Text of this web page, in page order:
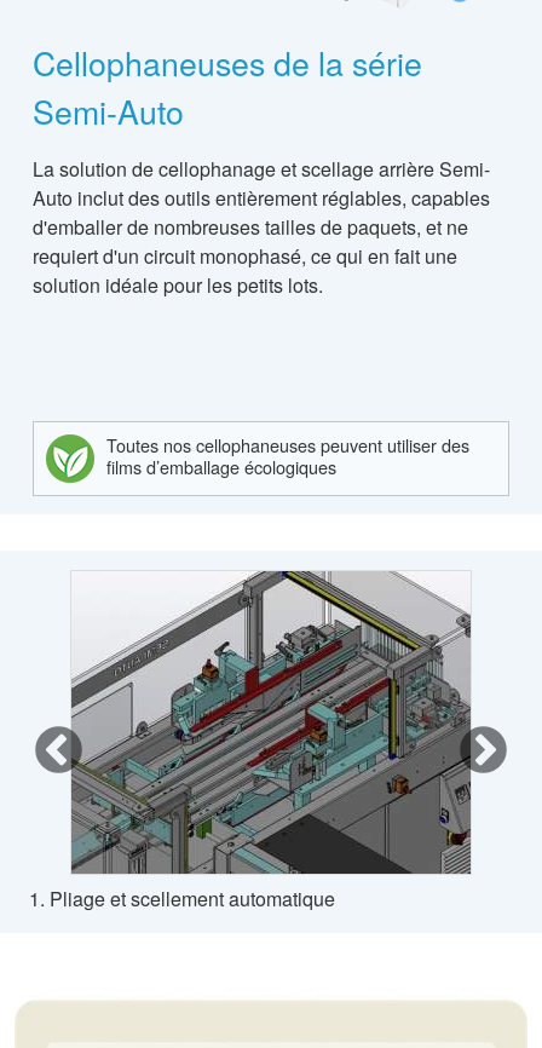
Cellophaneuses de la série
Semi-Auto
La solution de cellophanage et scellage arrière Semi-
Auto inclut des outils entièrement réglables, capables
d'emballer de nombreuses tailles de paquets, et ne
requiert d'un circuit monophasé, ce qui en fait une
solution idéale pour les petits lots.
Toutes nos cellophaneuses peuvent utiliser des
films d’emballage écologiques
1. Pliage et scellement automatique